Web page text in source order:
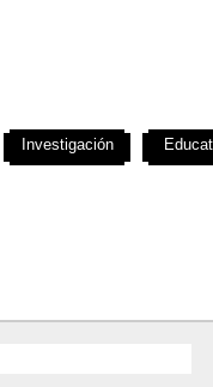
Investigación